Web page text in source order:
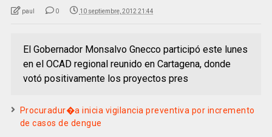
paul 0 10 septiembre, 2012 21:44
El Gobernador Monsalvo Gnecco participó este lunes
en el OCAD regional reunido en Cartagena, donde
votó positivamente los proyectos pres
Procuradur�a inicia vigilancia preventiva por incremento
de casos de dengue